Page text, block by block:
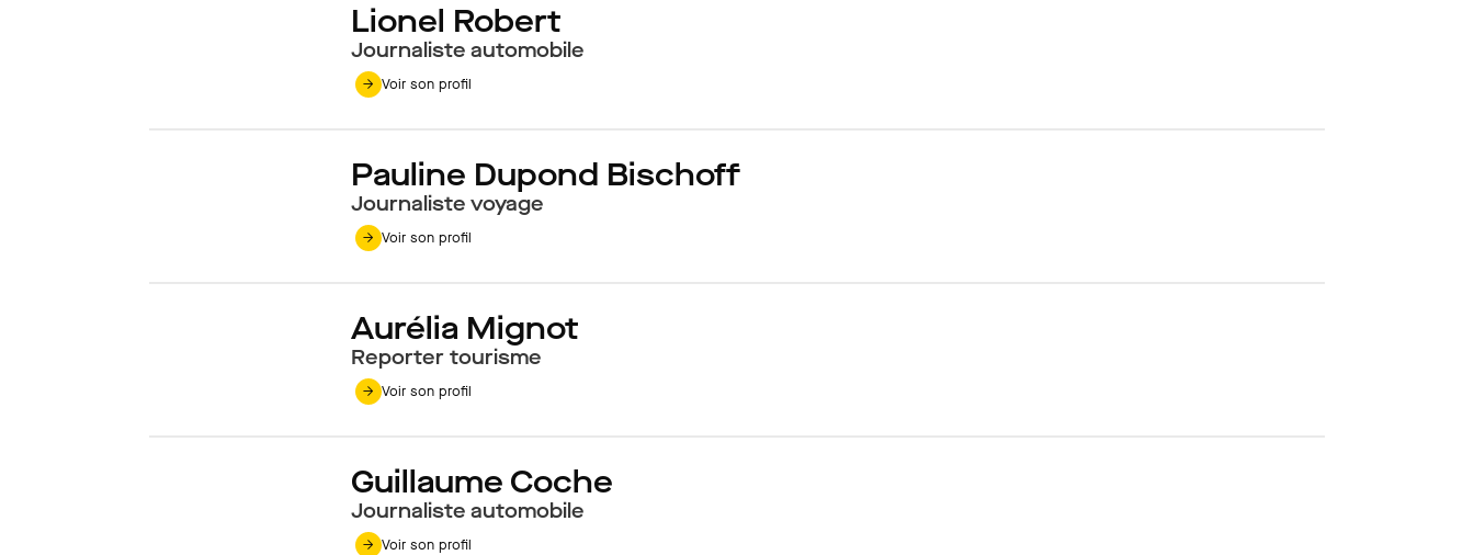
Lionel Robert
Journaliste automobile
Voir son profil
Pauline Dupond Bischoff
Journaliste voyage
Voir son profil
Aurélia Mignot
Reporter tourisme
Voir son profil
Guillaume Coche
Journaliste automobile
Voir son profil